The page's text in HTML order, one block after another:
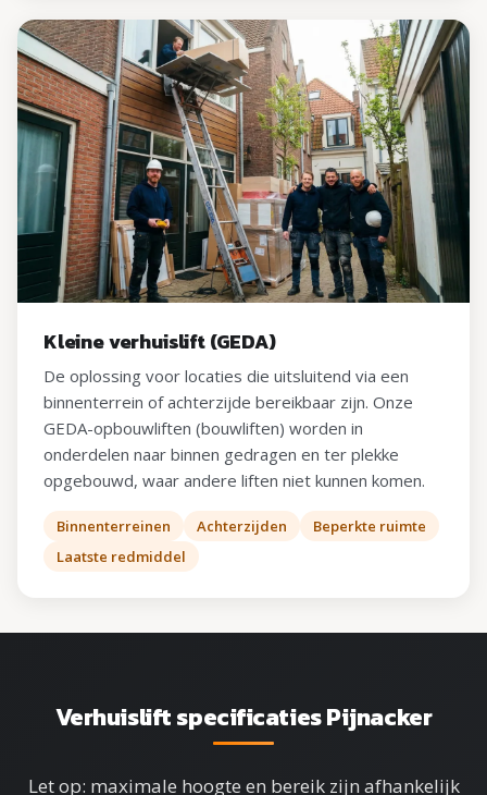
Kleine verhuislift (GEDA)
De oplossing voor locaties die uitsluitend via een
binnenterrein of achterzijde bereikbaar zijn. Onze
GEDA-opbouwliften (bouwliften) worden in
onderdelen naar binnen gedragen en ter plekke
opgebouwd, waar andere liften niet kunnen komen.
Binnenterreinen Achterzijden
Beperkte ruimte
Laatste redmiddel
Verhuislift specificaties Pijnacker
Let op: maximale hoogte en bereik zijn afhankelijk